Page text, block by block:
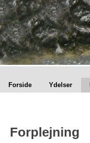
Forside Ydelser
Forplejning